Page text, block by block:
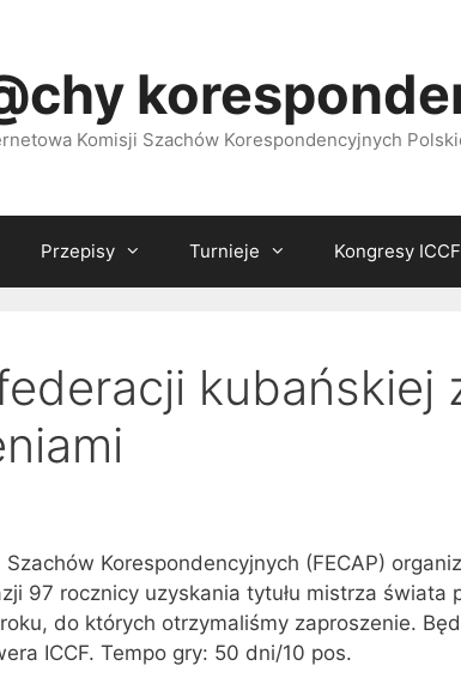
Komisji Szachów Korespondencyjnych
Przepisy Turnieje Kongresy ICCF
kubańskiej
Korespondencyjnych (FECAP)
97 rocznicy uzyskania tytułu mistrza świata
do których otrzymaliśmy zaproszenie.
ICCF. Tempo gry: 50 dni/10 pos.